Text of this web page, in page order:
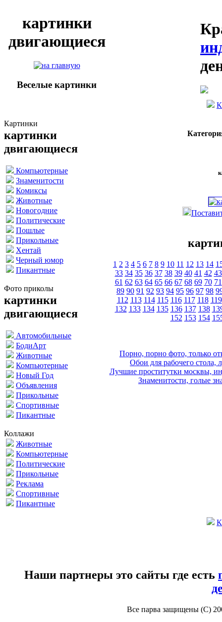
картинки
двигающиеся
Веселые картинки
Картинки
картинки
двигающиеся
Компьютерные
Знаменитости
Комиксы
Животные
Новогодние
Политические
Пошлые
Прикольные
Хентай
Черный юмор
Пикантные
Фото приколы
картинки
двигающиеся
Автомобильные
БодиАрт
Животные
Компьютерные
Новый Год
Объявления
Прикольные
Спортивные
Пикантные
Коллажи
Животные
Компьютерные
Политические
Прикольные
Реклама
Спортивные
Пикантные
1 2 3 4 5 6 7 8 9 10 11 12 13 14
33 34 35 36 37 38 39 40 41 42 43
61 62 63 64 65 66 67 68 69 70 71
89 90 91 92 93 94 95 96 97 98
112 113 114 115 116 117 118 119
132 133 134 135 136 137 138
152 153 154
Порно, порно фото, только
Обои для рабочего стола,
Лучшие проститутки москвы,
Знаменитости, голые
Наши партнеры это сайты где есть
Все парва защищены (С)